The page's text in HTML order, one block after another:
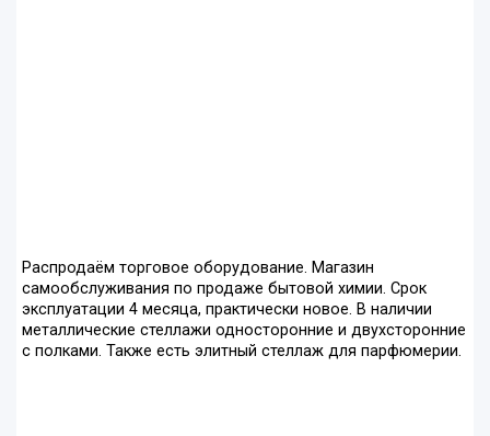
Распродаём торговое оборудование. Магазин
самообслуживания по продаже бытовой химии. Срок
эксплуатации 4 месяца, практически новое. В наличии
металлические стеллажи односторонние и двухсторонние
с полками. Также есть элитный стеллаж для парфюмерии.